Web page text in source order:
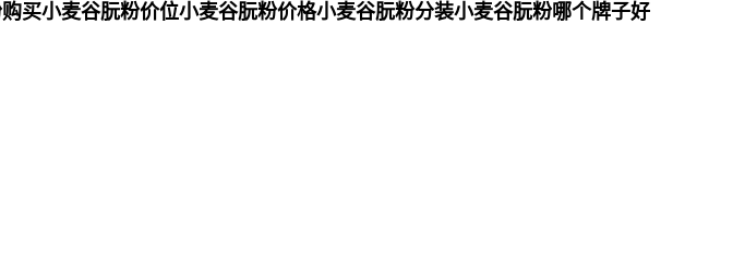
买小麦谷朊粉价位小麦谷朊粉价格小麦谷朊粉分装小麦谷朊粉哪个牌子好